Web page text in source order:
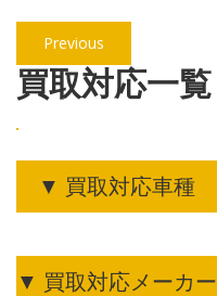
投
稿
ナ
ゲ
ー
シ
Previous
post:
買取対応一覧
▼ 買取対応車種
▼ 買取対応メーカー